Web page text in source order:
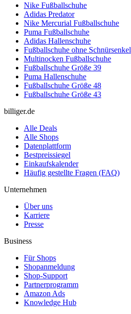
Nike Fußballschuhe
Adidas Predator
Nike Mercurial Fußballschuhe
Puma Fußballschuhe
Adidas Hallenschuhe
Fußballschuhe ohne Schnürsenkel
Multinocken Fußballschuhe
Fußballschuhe Größe 39
Puma Hallenschuhe
Fußballschuhe Größe 48
Fußballschuhe Größe 43
billiger.de
Alle Deals
Alle Shops
Datenplattform
Bestpreissiegel
Einkaufskalender
Häufig gestellte Fragen (FAQ)
Unternehmen
Über uns
Karriere
Presse
Business
Für Shops
Shopanmeldung
Shop-Support
Partnerprogramm
Amazon Ads
Knowledge Hub